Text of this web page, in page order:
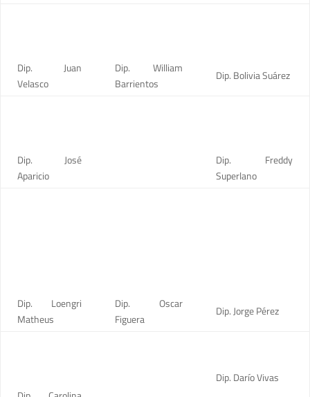
Dip. Juan
Velasco
Dip. William
Barrientos
Dip. Bolivia Suárez
Dip. José
Aparicio
Dip. Freddy
Superlano
Dip. Loengri
Matheus
Dip. Oscar
Figuera
Dip. Jorge Pérez
Dip. Darío Vivas